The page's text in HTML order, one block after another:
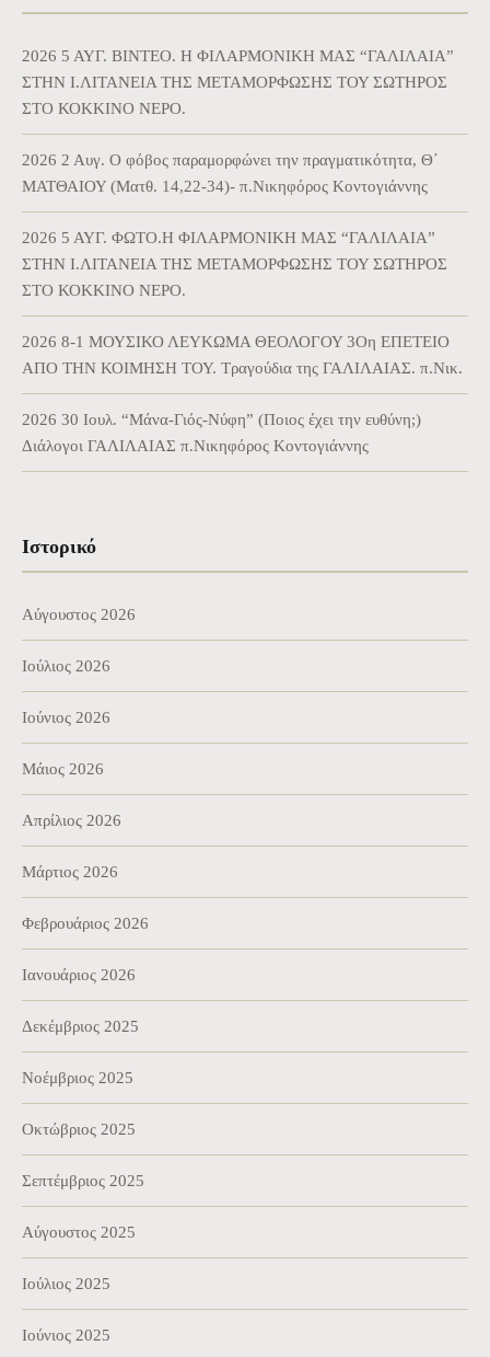
2026 5 ΑΥΓ. BINTEO. Η ΦΙΛΑΡΜΟΝΙΚΗ ΜΑΣ “ΓΑΛΙΛΑΙΑ”
ΣΤΗΝ Ι.ΛΙΤΑΝΕΙΑ ΤΗΣ ΜΕΤΑΜΟΡΦΩΣΗΣ ΤΟΥ ΣΩΤΗΡΟΣ
ΣΤΟ ΚΟΚΚΙΝΟ ΝΕΡΟ.
2026 2 Αυγ. Ο φόβος παραμορφώνει την πραγματικότητα, Θ΄
ΜΑΤΘΑΙΟΥ (Ματθ. 14,22-34)- π.Νικηφόρος Κοντογιάννης
2026 5 ΑΥΓ. ΦΩΤΟ.Η ΦΙΛΑΡΜΟΝΙΚΗ ΜΑΣ “ΓΑΛΙΛΑΙΑ”
ΣΤΗΝ Ι.ΛΙΤΑΝΕΙΑ ΤΗΣ ΜΕΤΑΜΟΡΦΩΣΗΣ ΤΟΥ ΣΩΤΗΡΟΣ
ΣΤΟ ΚΟΚΚΙΝΟ ΝΕΡΟ.
2026 8-1 ΜΟΥΣΙΚΟ ΛΕΥΚΩΜΑ ΘΕΟΛΟΓΟΥ 3Οη ΕΠΕΤΕΙΟ
ΑΠΟ ΤΗΝ ΚΟΙΜΗΣΗ ΤΟΥ. Τραγούδια της ΓΑΛΙΛΑΙΑΣ. π.Νικ.
2026 30 Ιουλ. “Μάνα-Γιός-Νύφη” (Ποιος έχει την ευθύνη;)
Διάλογοι ΓΑΛΙΛΑΙΑΣ π.Νικηφόρος Κοντογιάννης
Ιστορικό
Αύγουστος 2026
Ιούλιος 2026
Ιούνιος 2026
Μάιος 2026
Απρίλιος 2026
Μάρτιος 2026
Φεβρουάριος 2026
Ιανουάριος 2026
Δεκέμβριος 2025
Νοέμβριος 2025
Οκτώβριος 2025
Σεπτέμβριος 2025
Αύγουστος 2025
Ιούλιος 2025
Ιούνιος 2025